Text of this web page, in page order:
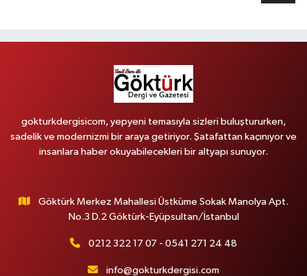
gokturkdergisicom, yepyeni temasıyla sizleri buluştururken,
sadelik ve modernizmi bir araya getiriyor. Şatafattan kaçınıyor ve
insanlara haber okuyabilecekleri bir altyapı sunuyor.
Göktürk Merkez Mahallesi Üstküme Sokak Manolya Apt.
No.3 D.2 Göktürk-Eyüpsultan/İstanbul
0212 322 17 07 - 0541 271 24 48
info@gokturkdergisi.com